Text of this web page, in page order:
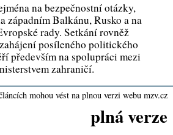
na bezpečnostní otázky,
západním Balkánu, Rusko a na
rady. Setkání rovněž
posíleného politického
především na spolupráci mezi
zahraničí.
mohou vést na plnou verzi webu mzv.cz
plná verze